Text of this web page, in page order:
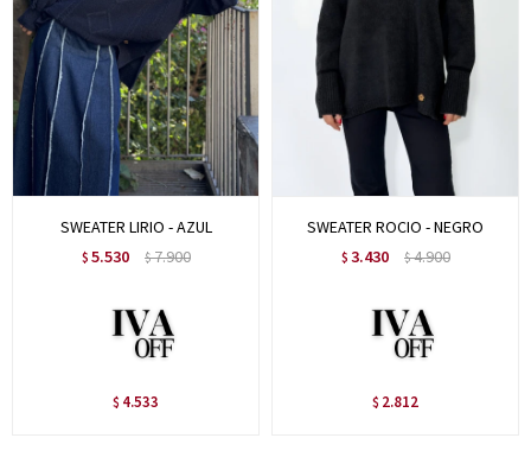
SWEATER LIRIO - AZUL
$ 5.530 $7.900
$ 4.533
SWEATER ROCIO - NEGRO
$ 3.430 $4.900
$ 2.812